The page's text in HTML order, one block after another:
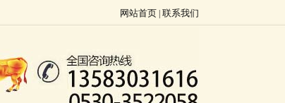
网站首页 联系我们